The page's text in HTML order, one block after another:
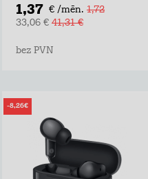
1,37 € /mēn. 1,72
33,06 € 41,31 €
bez PVN
-8,26€